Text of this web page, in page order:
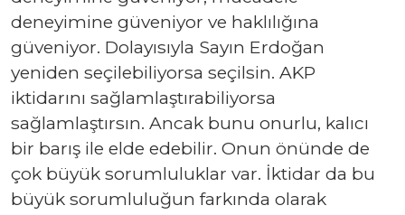
deneyimine güveniyor ve haklılığına
güveniyor. Dolayısıyla Sayın Erdoğan
yeniden seçilebiliyorsa seçilsin. AKP
iktidarını sağlamlaştırabiliyorsa
sağlamlaştırsın. Ancak bunu onurlu, kalıcı
bir barış ile elde edebilir. Onun önünde de
çok büyük sorumluluklar var. İktidar da bu
büyük sorumluluğun farkında olarak